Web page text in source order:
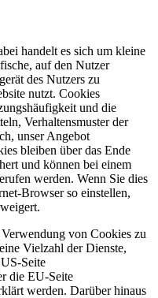
handelt es sich um kleine
auf den Nutzer
des Nutzers zu
nutzt. Cookies
und die
Verhaltensmuster der
unser Angebot
bleiben über das Ende
und können bei einem
werden. Wenn Sie dies
Browser so einstellen,
von Cookies zu
Vielzahl der Dienste,
Seite
die EU-Seite
werden. Darüber hinaus